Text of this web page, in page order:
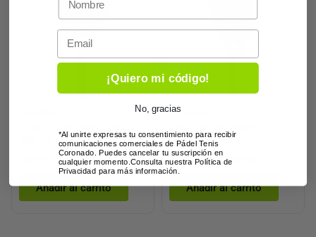
era:
263,00 €.
184,10€
es:
184,10 €.
IVA inc
Añadir al carrito
Raquetas
FIGHT TEAM 25
71,00€
71,00 €.
49,70€
49,70 €.
IVA inc
Añadir al carrito
Email
¡Quiero mi código!
No, gracias
*Al unirte expresas tu consentimiento para recibir
comunicaciones comerciales de Pádel Tenis
Coronado. Puedes cancelar tu suscripción en
cualquier momento.Consulta nuestra Política de
Privacidad para más información.